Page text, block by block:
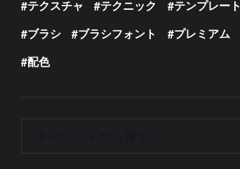
テクスチャ
テクニック テンプレート
ブラシ
ブラシフォント プレミアム
配色